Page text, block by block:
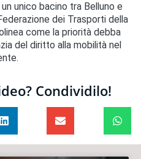
unico bacino tra Belluno e
dei Trasporti della
come la priorità debba
del diritto alla mobilità nel
Condividilo!